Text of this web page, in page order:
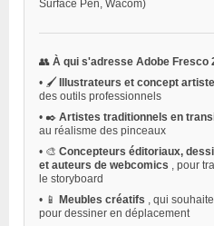
Surface Pen, Wacom)
👥 À qui s'adresse Adobe Fresco
• 🖌️ Illustrateurs et concept
des outils professionnels
• ✒️ Artistes traditionnels en
au réalisme des pinceaux
• 🎨 Concepteurs éditoriaux,
et auteurs de webcomics , pour
le storyboard
• 📱 Meubles créatifs , qui
pour dessiner en déplacement